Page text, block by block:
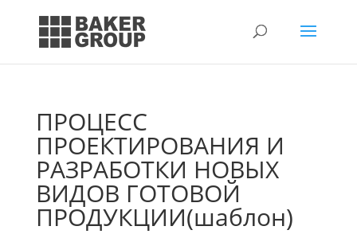
ПРОЦЕСС
ПРОЕКТИРОВАНИЯ И
РАЗРАБОТКИ НОВЫХ
ВИДОВ ГОТОВОЙ
ПРОДУКЦИИ(шаблон)